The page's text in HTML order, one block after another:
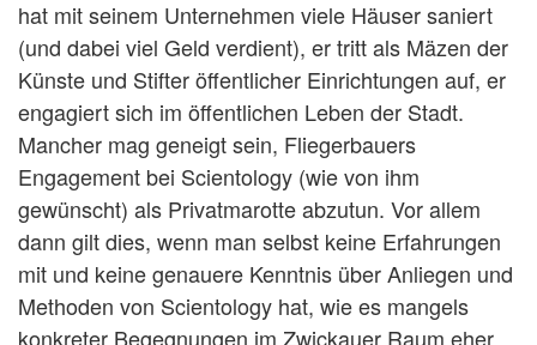
hat mit seinem Unternehmen viele Häuser saniert
(und dabei viel Geld verdient), er tritt als Mäzen der
Künste und Stifter öffentlicher Einrichtungen auf, er
engagiert sich im öffentlichen Leben der Stadt.
Mancher mag geneigt sein, Fliegerbauers
Engagement bei Scientology (wie von ihm
gewünscht) als Privatmarotte abzutun. Vor allem
dann gilt dies, wenn man selbst keine Erfahrungen
mit und keine genauere Kenntnis über Anliegen und
Methoden von Scientology hat, wie es mangels
konkreter Begegnungen im Zwickauer Raum eher